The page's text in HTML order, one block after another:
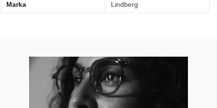
Marka Lindberg